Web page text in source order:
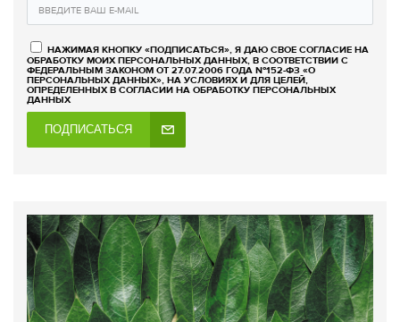
НАЖИМАЯ КНОПКУ «ПОДПИСАТЬСЯ», Я ДАЮ СВОЕ СОГЛАСИЕ НА
ОБРАБОТКУ МОИХ ПЕРСОНАЛЬНЫХ ДАННЫХ, В СООТВЕТСТВИИ С
ФЕДЕРАЛЬНЫМ ЗАКОНОМ ОТ 27.07.2006 ГОДА №152-ФЗ «О
ПЕРСОНАЛЬНЫХ ДАННЫХ», НА УСЛОВИЯХ И ДЛЯ ЦЕЛЕЙ,
ОПРЕДЕЛЕННЫХ В СОГЛАСИИ НА ОБРАБОТКУ ПЕРСОНАЛЬНЫХ
ДАННЫХ
ПОДПИСАТЬСЯ